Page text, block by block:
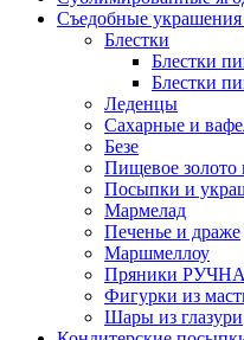
Съедобные украшения
Блестки
Блестки
Блестки
Леденцы
Сахарные и
Безе
Пищевое золото
Посыпки и
Мармелад
Печенье и драже
Маршмеллоу
Пряники
Фигурки из
Шары из глазури